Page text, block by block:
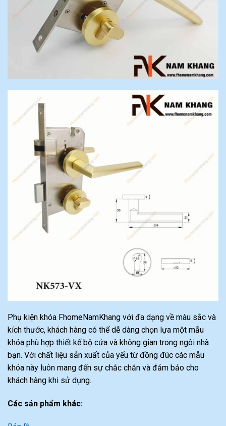
Phụ kiện khóa FhomeNamKhang với đa dạng về màu sắc và
kích thước, khách hàng có thể dễ dàng chọn lựa một mẫu
khóa phù hợp thiết kế bộ cửa và không gian trong ngôi nhà
bạn. Với chất liệu sản xuất của yếu từ đồng đúc các mẫu
khóa này luôn mang đến sự chắc chắn và đảm bảo cho
khách hàng khi sử dụng.
Các sản phẩm khác: